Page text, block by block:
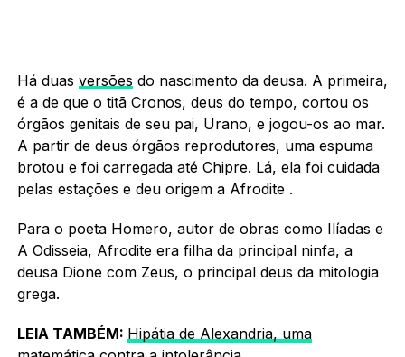
Há duas versões do nascimento da deusa. A primeira,
é a de que o titã Cronos, deus do tempo, cortou os
órgãos genitais de seu pai, Urano, e jogou-os ao mar.
A partir de deus órgãos reprodutores, uma espuma
brotou e foi carregada até Chipre. Lá, ela foi cuidada
pelas estações e deu origem a Afrodite .
Para o poeta Homero, autor de obras como Ilíadas e
A Odisseia, Afrodite era filha da principal ninfa, a
deusa Dione com Zeus, o principal deus da mitologia
grega.
LEIA TAMBÉM: Hipátia de Alexandria, uma